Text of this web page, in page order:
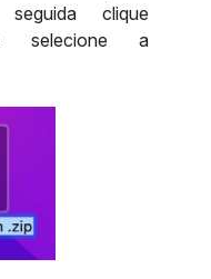
seguida clique
selecione a